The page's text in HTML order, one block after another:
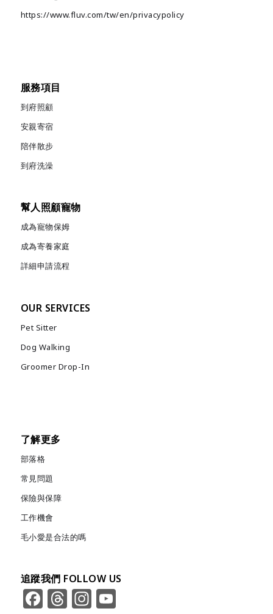
https://www.fluv.com/tw/en/privacypolicy
服務項目
到府照顧
安親寄宿
陪伴散步
到府洗澡
幫人照顧寵物
成為寵物保姆
成為寄養家庭
詳細申請流程
OUR SERVICES
Pet Sitter
Dog Walking
Groomer Drop-In
了解更多
部落格
常見問題
保險與保障
工作機會
毛小愛是合法的嗎
追蹤我們 FOLLOW US
FacebookThreadsInstagram